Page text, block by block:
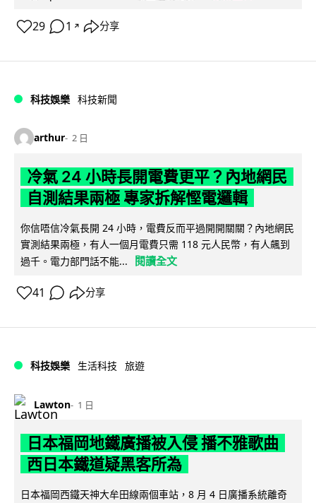
29 1 ↗ 分享
科技娛樂 科技新聞
arthur 2 日
冷氣 24 小時長開電費更平？內地網民
自測結果兩極 專家拆解慳電邏輯
你信唔信冷氣長開 24 小時，電費反而平過開開關關？內地網民
實測結果兩極，有人一個月電費只需 118 元人民幣，有人飆到
過千。電力部門話不能...
閱讀全文
41 分享
科技娛樂 生活科技 旅遊
Lawton 1 日
日本福岡地鐵廣播被入侵 播不雅歌曲
西日本鐵道疑黑客所為
日本福岡西鐵天神大牟田線兩個車站，8 月 4 日廣播系統離奇